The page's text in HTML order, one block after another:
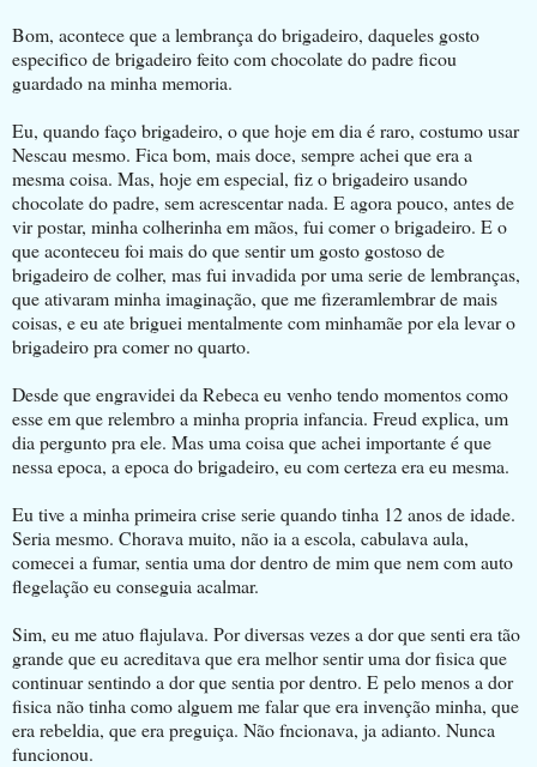
Bom, acontece que a lembrança do brigadeiro, daqueles gosto
especifico de brigadeiro feito com chocolate do padre ficou
guardado na minha memoria.
Eu, quando faço brigadeiro, o que hoje em dia é raro, costumo usar
Nescau mesmo. Fica bom, mais doce, sempre achei que era a
mesma coisa. Mas, hoje em especial, fiz o brigadeiro usando
chocolate do padre, sem acrescentar nada. E agora pouco, antes de
vir postar, minha colherinha em mãos, fui comer o brigadeiro. E o
que aconteceu foi mais do que sentir um gosto gostoso de
brigadeiro de colher, mas fui invadida por uma serie de lembranças,
que ativaram minha imaginação, que me fizeramlembrar de mais
coisas, e eu ate briguei mentalmente com minhamãe por ela levar o
brigadeiro pra comer no quarto.
Desde que engravidei da Rebeca eu venho tendo momentos como
esse em que relembro a minha propria infancia. Freud explica, um
dia pergunto pra ele. Mas uma coisa que achei importante é que
nessa epoca, a epoca do brigadeiro, eu com certeza era eu mesma.
Eu tive a minha primeira crise serie quando tinha 12 anos de idade.
Seria mesmo. Chorava muito, não ia a escola, cabulava aula,
comecei a fumar, sentia uma dor dentro de mim que nem com auto
flegelação eu conseguia acalmar.
Sim, eu me atuo flajulava. Por diversas vezes a dor que senti era tão
grande que eu acreditava que era melhor sentir uma dor fisica que
continuar sentindo a dor que sentia por dentro. E pelo menos a dor
fisica não tinha como alguem me falar que era invenção minha, que
era rebeldia, que era preguiça. Não fncionava, ja adianto. Nunca
funcionou.